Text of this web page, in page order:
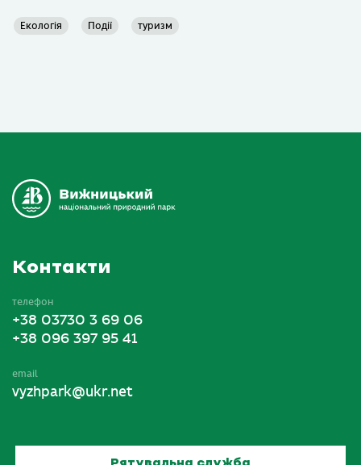
Екологія Події туризм
Контакти
телефон
+38 03730 3 69 06
+38 096 397 95 41
email
vyzhpark@ukr.net